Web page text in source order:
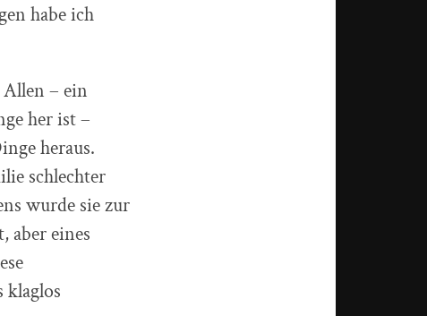
habe ich
– ein
her ist –
heraus.
schlechter
wurde sie zur
aber eines